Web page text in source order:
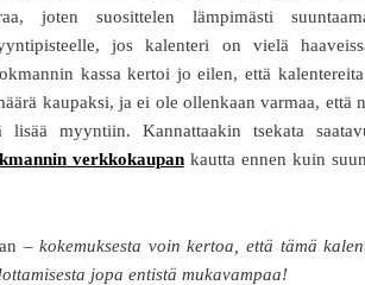
joten suosittelen lämpimästi
jos kalenteri on vielä
kassa kertoi jo eilen, että
kaupaksi, ja ei ole ollenkaan varmaa, että
lisää myyntiin. Kannattaakin tsekata
verkkokaupankautta ennen kuin
–kokemuksesta voin kertoa, että tämä
jopa entistä mukavampaa!